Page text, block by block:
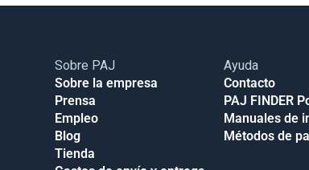
Sobre PAJ
Sobre la empresa
Prensa
Empleo
Blog
Tienda
Ayuda
Contacto
PAJ FINDER
Manuales de
Métodos de